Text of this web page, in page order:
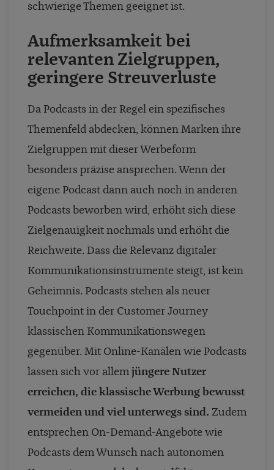
schwierige Themen geeignet ist.
Aufmerksamkeit bei
relevanten Zielgruppen,
geringere Streuverluste
Da Podcasts in der Regel ein spezifisches
Themenfeld abdecken, können Marken ihre
Zielgruppen mit dieser Werbeform
besonders präzise ansprechen. Wenn der
eigene Podcast dann auch noch in anderen
Podcasts beworben wird, erhöht sich diese
Zielgenauigkeit nochmals und erhöht die
Reichweite. Dass die Relevanz digitaler
Kommunikationsinstrumente steigt, ist kein
Geheimnis. Podcasts stehen als neuer
Touchpoint in der Customer Journey
klassischen Kommunikationswegen
gegenüber. Mit Online-Kanälen wie Podcasts
lassen sich vor allemjüngere Nutzer
erreichen, die klassische Werbung bewusst
vermeiden und viel unterwegs sind. Zudem
entsprechen On-Demand-Angebote wie
Podcasts dem Wunsch nach autonomen